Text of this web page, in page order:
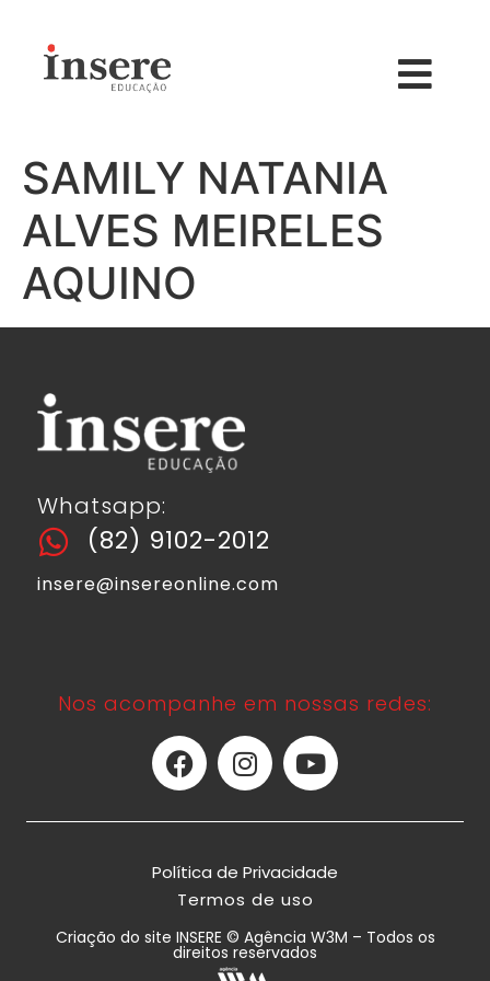
SAMILY NATANIA
ALVES MEIRELES
AQUINO
Whatsapp:
(82) 9102-2012
insere@insereonline.com
Nos acompanhe em nossas redes:
Política de Privacidade
Termos de uso
Criação do site INSERE © Agência W3M – Todos os
direitos reservados